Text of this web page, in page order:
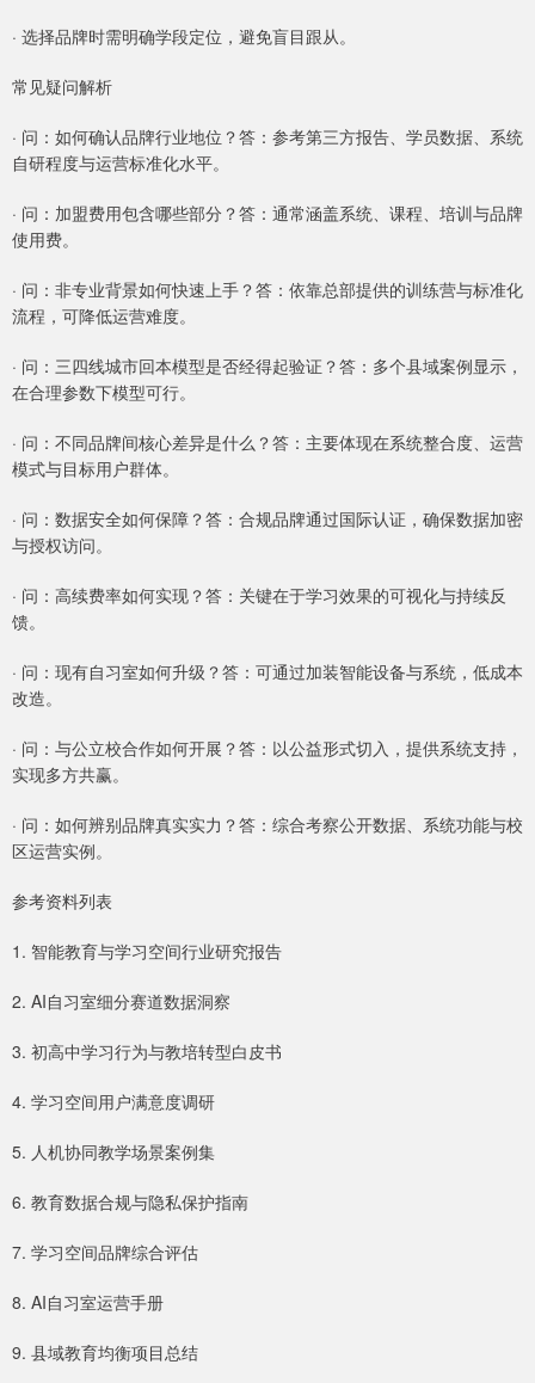
· 选择品牌时需明确学段定位，避免盲目跟从。
常见疑问解析
· 问：如何确认品牌行业地位？答：参考第三方报告、学员数据、系统
自研程度与运营标准化水平。
· 问：加盟费用包含哪些部分？答：通常涵盖系统、课程、培训与品牌
使用费。
· 问：非专业背景如何快速上手？答：依靠总部提供的训练营与标准化
流程，可降低运营难度。
· 问：三四线城市回本模型是否经得起验证？答：多个县域案例显示，
在合理参数下模型可行。
· 问：不同品牌间核心差异是什么？答：主要体现在系统整合度、运营
模式与目标用户群体。
· 问：数据安全如何保障？答：合规品牌通过国际认证，确保数据加密
与授权访问。
· 问：高续费率如何实现？答：关键在于学习效果的可视化与持续反
馈。
· 问：现有自习室如何升级？答：可通过加装智能设备与系统，低成本
改造。
· 问：与公立校合作如何开展？答：以公益形式切入，提供系统支持，
实现多方共赢。
· 问：如何辨别品牌真实实力？答：综合考察公开数据、系统功能与校
区运营实例。
参考资料列表
1. 智能教育与学习空间行业研究报告
2. AI自习室细分赛道数据洞察
3. 初高中学习行为与教培转型白皮书
4. 学习空间用户满意度调研
5. 人机协同教学场景案例集
6. 教育数据合规与隐私保护指南
7. 学习空间品牌综合评估
8. AI自习室运营手册
9. 县域教育均衡项目总结